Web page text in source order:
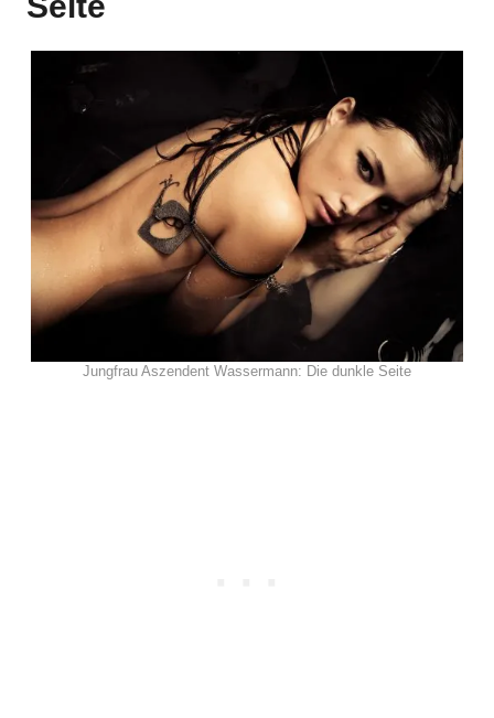
Jungfrau Aszendent Wassermann: Die dunkle Seite